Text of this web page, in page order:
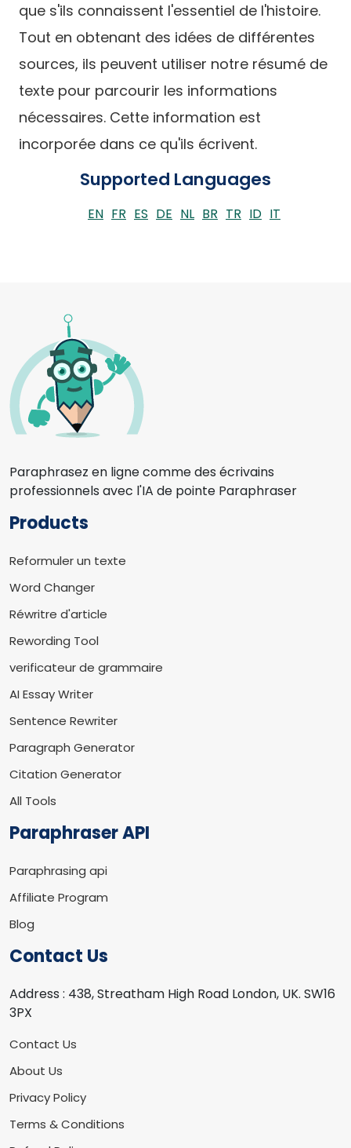
que s'ils connaissent l'essentiel de l'histoire.
Tout en obtenant des idées de différentes
sources, ils peuvent utiliser notre résumé de
texte pour parcourir les informations
nécessaires. Cette information est
incorporée dans ce qu'ils écrivent.
Supported Languages
EN FR ES DE NL BR TR ID IT
Paraphrasez en ligne comme des écrivains
professionnels avec l'IA de pointe Paraphraser
Products
Reformuler un texte
Word Changer
Réwritre d'article
Rewording Tool
verificateur de grammaire
AI Essay Writer
Sentence Rewriter
Paragraph Generator
Citation Generator
All Tools
Paraphraser API
Paraphrasing api
Affiliate Program
Blog
Contact Us
Address : 438, Streatham High Road London, UK. SW16
3PX
Contact Us
About Us
Privacy Policy
Terms & Conditions